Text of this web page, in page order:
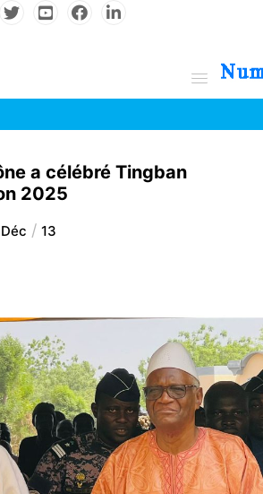
a célébré Tingban
2025
Déc 13